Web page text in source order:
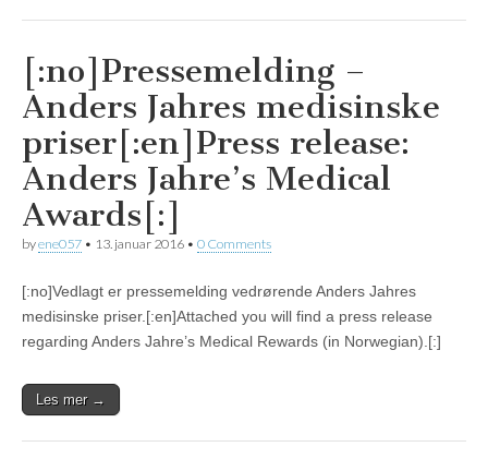
[:no]Pressemelding –
Anders Jahres medisinske
priser[:en]Press release:
Anders Jahre’s Medical
Awards[:]
byene057 • 13. januar 2016 • 0 Comments
[:no]Vedlagt er pressemelding vedrørende Anders Jahres
medisinske priser.[:en]Attached you will find a press release
regarding Anders Jahre’s Medical Rewards (in Norwegian).[:]
Les mer →